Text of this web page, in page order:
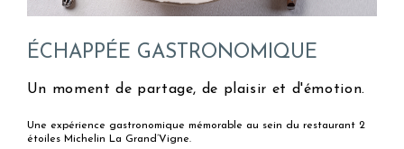
ÉCHAPPÉE GASTRONOMIQUE
Un moment de partage, de plaisir et d'émotion.
Une expérience gastronomique mémorable au sein du restaurant 2
étoiles Michelin La Grand’Vigne.